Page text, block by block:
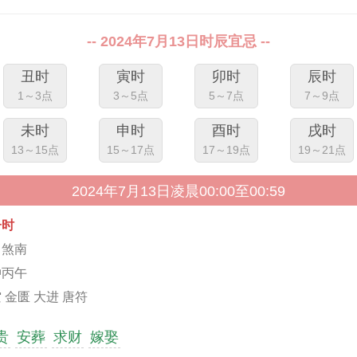
-- 2024年7月13日时辰宜忌 --
丑时
1～3点
寅时
3～5点
卯时
5～7点
辰时
7～9点
未时
13～15点
申时
15～17点
酉时
17～19点
戌时
19～21点
2024年7月13日凌晨00:00至00:59
南
午
金匮 大进 唐符
安葬 求财 嫁娶